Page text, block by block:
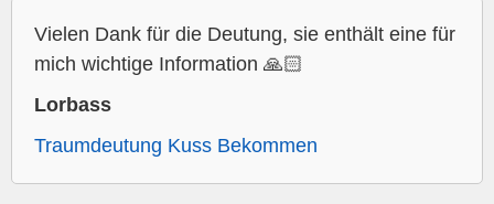
Vielen Dank für die Deutung, sie enthält eine für
mich wichtige Information 🙏🏻
Lorbass
Traumdeutung Kuss Bekommen